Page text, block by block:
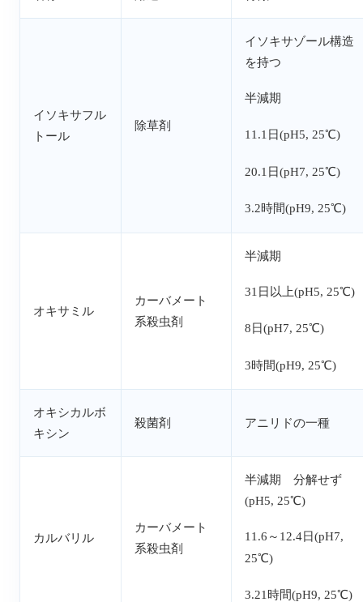
イソキサフル
トール
除草剤
イソキサゾール構造
を持つ
半減期
11.1日(pH5, 25℃)
20.1日(pH7, 25℃)
3.2時間(pH9, 25℃)
オキサミル
カーバメート
系殺虫剤
半減期
31日以上(pH5, 25℃)
8日(pH7, 25℃)
3時間(pH9, 25℃)
オキシカルボ
キシン
殺菌剤 アニリドの一種
カルバリル
カーバメート
系殺虫剤
半減期 分解せず
(pH5, 25℃)
11.6～12.4日(pH7,
25℃)
3.21時間(pH9, 25℃)